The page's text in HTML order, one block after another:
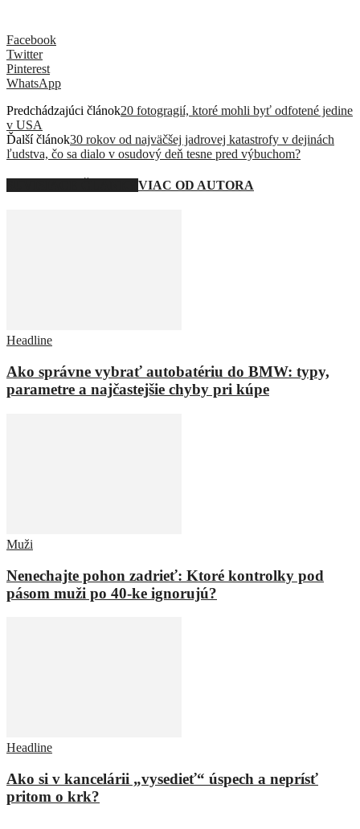
Facebook
Twitter
Pinterest
WhatsApp
Predchádzajúci článok20 fotogragií, ktoré mohli byť odfotené jedine
v USA
Ďalší článok30 rokov od najväčšej jadrovej katastrofy v dejinách
ľudstva, čo sa dialo v osudový deň tesne pred výbuchom?
VIAC OD AUTORA
Headline
Ako správne vybrať autobatériu do BMW: typy,
parametre a najčastejšie chyby pri kúpe
Muži
Nenechajte pohon zadrieť: Ktoré kontrolky pod
pásom muži po 40-ke ignorujú?
Headline
Ako si v kancelárii „vysedieť“ úspech a neprísť
pritom o krk?